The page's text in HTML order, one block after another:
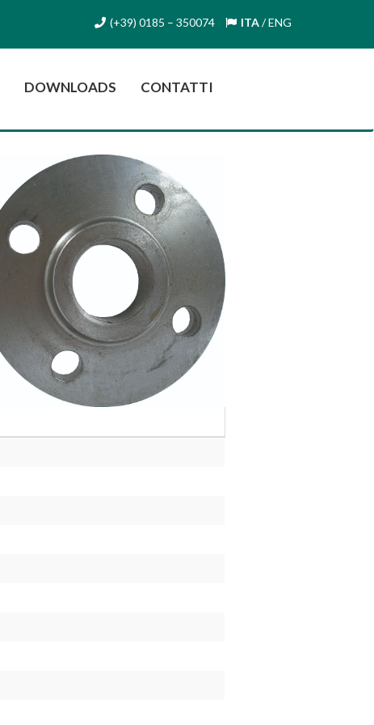
(+39) 0185 – 350074 ITA/ENG
DOWNLOADS CONTATTI